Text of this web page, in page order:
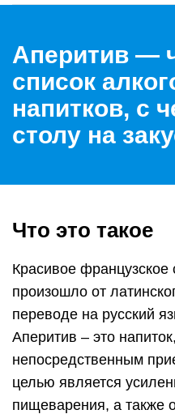
Аперитив —
список
напитков, с
столу на
Что это такое
Красивое французское
произошло от
переводе на русский
Аперитив – это
непосредственным
целью является
пищеварения, а также